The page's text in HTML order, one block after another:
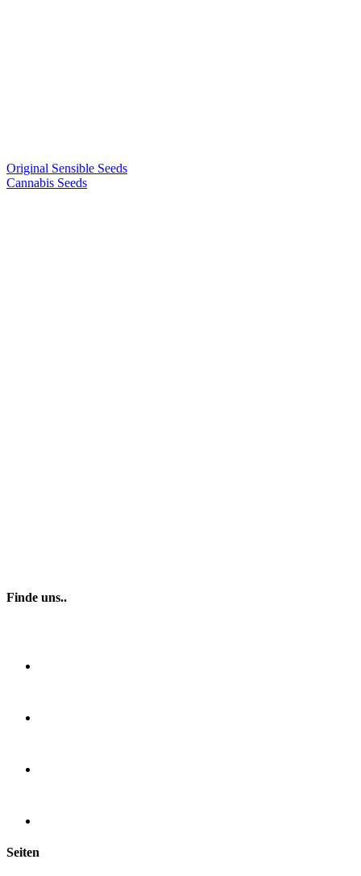
Original Sensible Seeds
Cannabis Seeds
Finde uns..
Seiten